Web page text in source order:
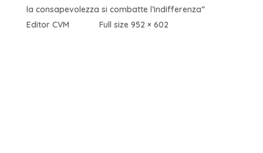
la consapevolezza si combatte l’indifferenza”
Editor CVM
Full size 952 × 602